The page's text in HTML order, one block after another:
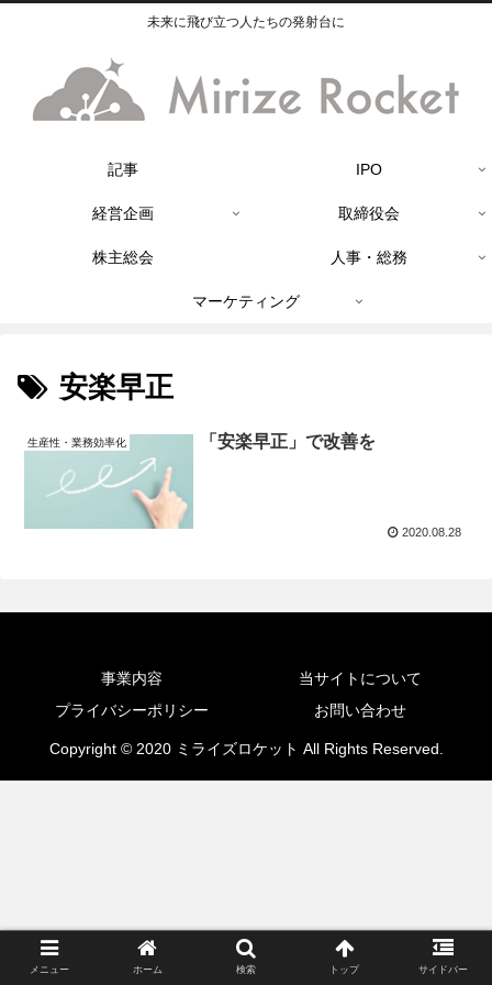
未来に飛び立つ人たちの発射台に
記事 IPO
経営企画 取締役会
株主総会 人事・総務
マーケティング
安楽早正
生産性・業務効率化 「安楽早正」で改善を
2020.08.28
事業内容
当サイトについて
プライバシーポリシー
お問い合わせ
Copyright © 2020 ミライズロケット All Rights Reserved.
メニュー ホーム 検索 トップ サイドバー